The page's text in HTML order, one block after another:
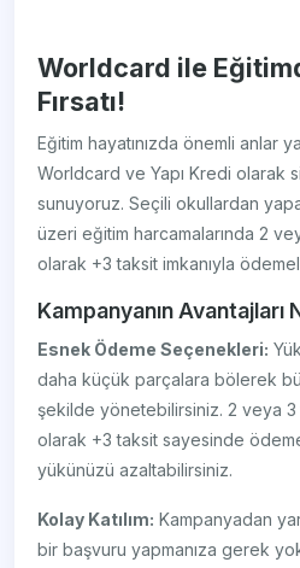
Worldcard ile
Fırsatı!
Eğitim hayatınızda önemli anlar
Worldcard ve Yapı Kredi olarak
sunuyoruz. Seçili okullardan
üzeri eğitim harcamalarında 2
olarak +3 taksit imkanıyla
Kampanyanın Avantajları
Esnek Ödeme Seçenekleri:
daha küçük parçalara bölerek
şekilde yönetebilirsiniz. 2 veya
olarak +3 taksit sayesinde
yükünüzü azaltabilirsiniz.
Kolay Katılım: Kampanyadan
bir başvuru yapmanıza gerek